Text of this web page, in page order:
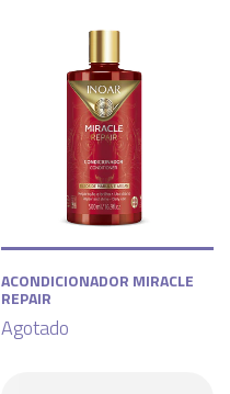
ACONDICIONADOR MIRACLE
REPAIR
Agotado